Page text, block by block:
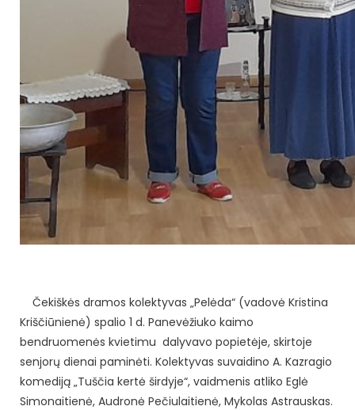
Čekiškės dramos kolektyvas „Pelėda“ (vadovė Kristina
Kriščiūnienė) spalio 1 d. Panevėžiuko kaimo
bendruomenės kvietimu dalyvavo popietėje, skirtoje
senjorų dienai paminėti. Kolektyvas suvaidino A. Kazragio
komediją „Tuščia kertė širdyje“, vaidmenis atliko Eglė
Simonaitienė, Audronė Pečiulaitienė, Mykolas Astrauskas.